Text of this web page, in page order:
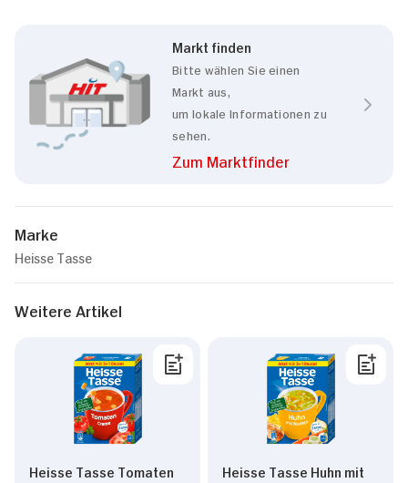
Markt finden
Bitte wählen Sie einen
Markt aus,
um lokale Informationen zu
sehen.
Zum Marktfinder
Marke
Heisse Tasse
Weitere Artikel
Heisse Tasse Tomaten
Heisse Tasse Huhn mit